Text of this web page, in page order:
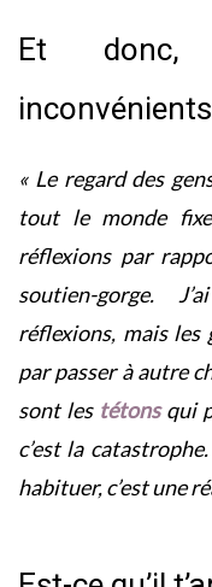
Et
« Le regard des
tout le monde
réflexions par
soutien-gorge.
réflexions, mais les
par passer à autre
sont les tétonsqui
c’est la
habituer, c’est une